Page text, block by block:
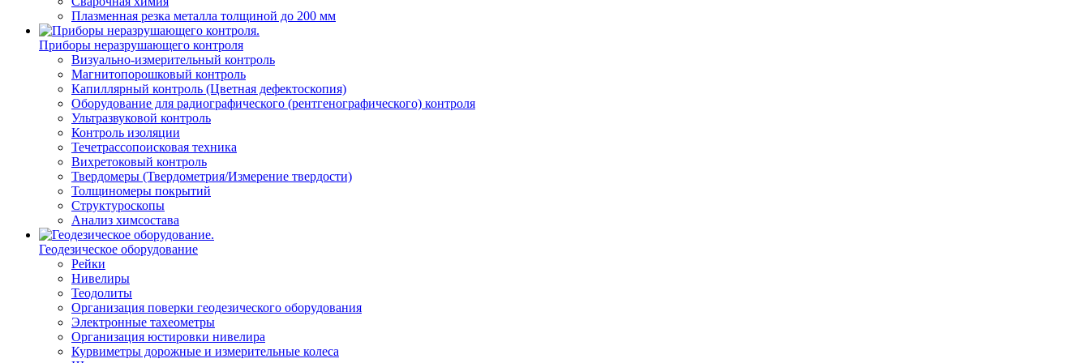
Плазменная резка металла толщиной до 200 мм
Приборы неразрушающего контроля
Визуально-измерительный контроль
Магнитопорошковый контроль
Капиллярный контроль (Цветная дефектоскопия)
Оборудование для радиографического (рентгенографического) контроля
Ультразвуковой контроль
Контроль изоляции
Течетрассопоисковая техника
Вихретоковый контроль
Твердомеры (Твердометрия/Измерение твердости)
Толщиномеры покрытий
Структуроскопы
Анализ химсостава
Геодезическое оборудование
Рейки
Нивелиры
Теодолиты
Организация поверки геодезического оборудования
Электронные тахеометры
Организация юстировки нивелира
Курвиметры дорожные и измерительные колеса